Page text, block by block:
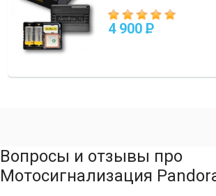
4 900 P
Вопросы и отзывы про
Мотосигнализация